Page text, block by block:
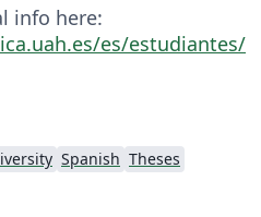
info here:
es/estudiantes/
Spanish Theses